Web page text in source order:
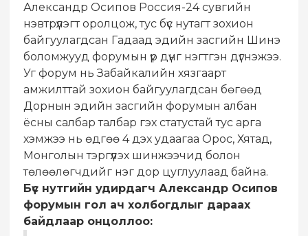
Александр Осипов Россия-24 сувгийн
нэвтрүүлэгт оролцож, тус бүс нутагт зохион
байгуулагдсан Гадаад эдийн засгийн Шинэ
боломжууд форумын үр дүнг нэгтгэн дүгнэжээ.
Уг форум нь Забайкалийн хязгаарт
амжилттай зохион байгуулагдсан бөгөөд
Дорнын эдийн засгийн форумын албан
ёсны салбар талбар гэх статустай тус арга
хэмжээ нь өдгөө 4 дэх удаагаа Орос, Хятад,
Монголын тэргүүлэх шинжээчид болон
төлөөлөгчдийг нэг дор цуглуулаад байна.
Бүс нутгийн удирдагч Александр Осипов
форумын гол ач холбогдлыг дараах
байдлаар онцоллоо: